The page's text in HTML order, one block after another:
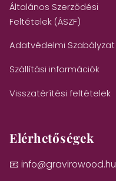
Általános Szerződési
Feltételek (ÁSZF)
Adatvédelmi Szabályzat
Szállítási információk
Visszatérítési feltételek
Elérhetőségek
📧 info@gravirowood.hu